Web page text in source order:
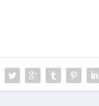
gastronomía